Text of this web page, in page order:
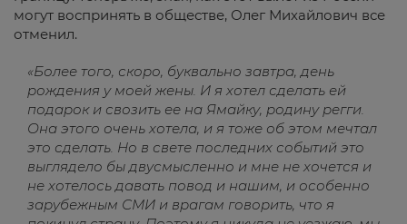
могут воспринять в обществе, Олег Михайлович все
отменил.
«Более того, скоро, буквально завтра, день
рождения у моей жены. И я хотел сделать ей
подарок и свозить ее на Ямайку, родину регги.
Она этого очень хотела, и я тоже об этом мечтал
это сделать. Но в свете последних событий это
выглядело бы двусмысленно и мне не хочется и
не хотелось давать повод и нашим, и особенно
зарубежным СМИ и врагам говорить, что я